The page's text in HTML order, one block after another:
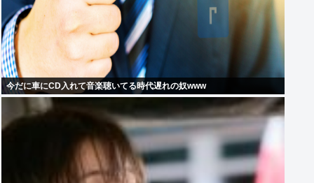
今だに車にCD入れて音楽聴いてる時代遅れの奴www